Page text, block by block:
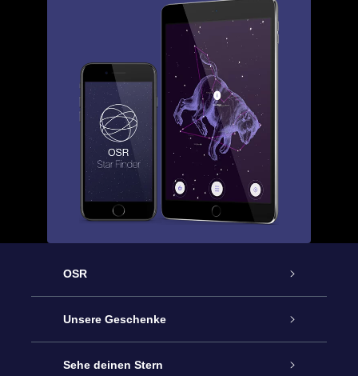
OSR
Service
Kontakt
Unsere Geschenke
Sterne schenken
Sehe deinen Stern